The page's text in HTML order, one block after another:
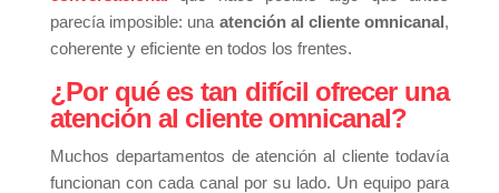
parecía imposible: una atención al cliente omnicanal,
coherente y eficiente en todos los frentes.
¿Por qué es tan difícil ofrecer una
atención al cliente omnicanal?
Muchos departamentos de atención al cliente todavía
funcionan con cada canal por su lado. Un equipo para